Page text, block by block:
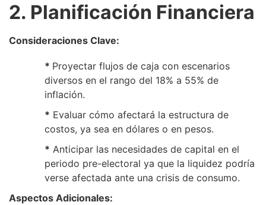
2. Planificación Financiera
Consideraciones Clave:
* Proyectar flujos de caja con escenarios
diversos en el rango del 18% a 55% de
inflación.
* Evaluar cómo afectará la estructura de
costos, ya sea en dólares o en pesos.
* Anticipar las necesidades de capital en el
periodo pre-electoral ya que la liquidez podría
verse afectada ante una crisis de consumo.
Aspectos Adicionales: